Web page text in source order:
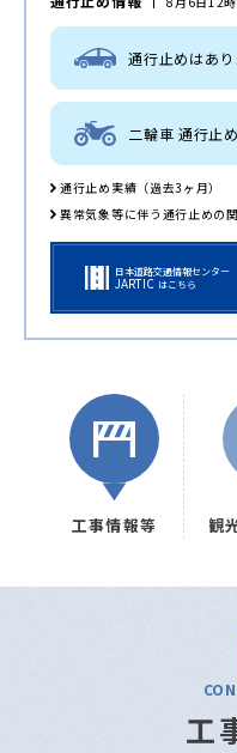
通行止めはあ
二輪車 通行止
通行止め実績（過去3ヶ月）
異常気象等に伴う通行止めの
日本道路交通情報センター
JARTIC はこちら
工事情報等 観
工